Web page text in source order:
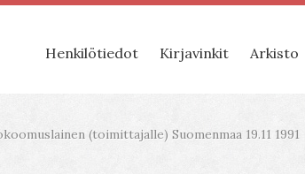
Henkilötiedot Kirjavinkit Arkisto
(toimittajalle) Suomenmaa 19.11 1991